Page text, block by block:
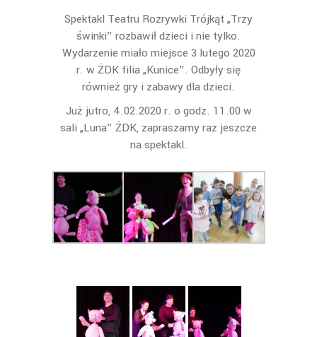
Spektakl Teatru Rozrywki Trójkąt „Trzy
świnki” rozbawił dzieci i nie tylko.
Wydarzenie miało miejsce 3 lutego 2020
r. w ŻDK filia „Kunice”. Odbyły się
również gry i zabawy dla dzieci.
Już jutro, 4.02.2020 r. o godz. 11.00 w
sali „Luna” ŻDK, zapraszamy raz jeszcze
na spektakl.